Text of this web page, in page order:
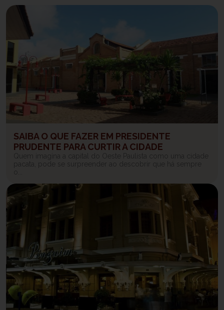
SAIBA O QUE FAZER EM PRESIDENTE
PRUDENTE PARA CURTIR A CIDADE
Quem imagina a capital do Oeste Paulista como uma cidade
pacata, pode se surpreender ao descobrir que há sempre